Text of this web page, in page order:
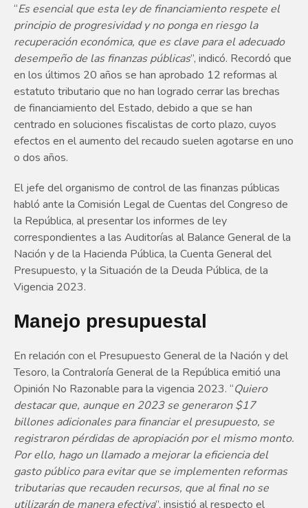
“Es esencial que esta ley de financiamiento respete el
principio de progresividad y no ponga en riesgo la
recuperación económica, que es clave para el adecuado
desempeño de las finanzas públicas”, indicó. Recordó que
en los últimos 20 años se han aprobado 12 reformas al
estatuto tributario que no han logrado cerrar las brechas
de financiamiento del Estado, debido a que se han
centrado en soluciones fiscalistas de corto plazo, cuyos
efectos en el aumento del recaudo suelen agotarse en uno
o dos años.
El jefe del organismo de control de las finanzas públicas
habló ante la Comisión Legal de Cuentas del Congreso de
la República, al presentar los informes de ley
correspondientes a las Auditorías al Balance General de la
Nación y de la Hacienda Pública, la Cuenta General del
Presupuesto, y la Situación de la Deuda Pública, de la
Vigencia 2023.
Manejo presupuestal
En relación con el Presupuesto General de la Nación y del
Tesoro, la Contraloría General de la República emitió una
Opinión No Razonable para la vigencia 2023. “Quiero
destacar que, aunque en 2023 se generaron $17
billones adicionales para financiar el presupuesto, se
registraron pérdidas de apropiación por el mismo monto.
Por ello, hago un llamado a mejorar la eficiencia del
gasto público para evitar que se implementen reformas
tributarias que recauden recursos, que al final no se
utilizarán de manera efectiva”, insistió al respecto el